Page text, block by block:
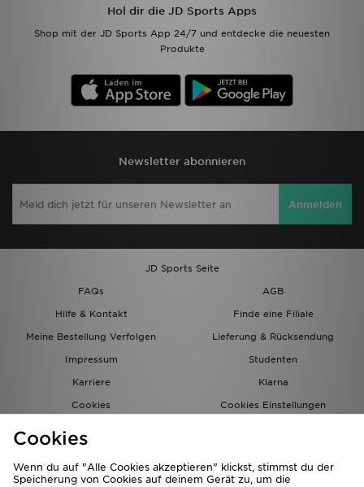
Hol dir die JD Sports Apps
Shop mit der JD Sports App 24/7 und entdecke die neuesten
Produkte
Newsletter abonnieren
Anmelden
JD Sports Seite
FAQs
AGB
Hilfe & Kontakt
Finde eine Filiale
Meine Bestellung Verfolgen
Lieferung & Rücksendung
Impressum
Studenten
Karriere
Klarna
Cookies
Cookies Einstellungen
Cookies
Wenn du auf "Alle Cookies akzeptieren" klickst, stimmst du der
Speicherung von Cookies auf deinem Gerät zu, um die